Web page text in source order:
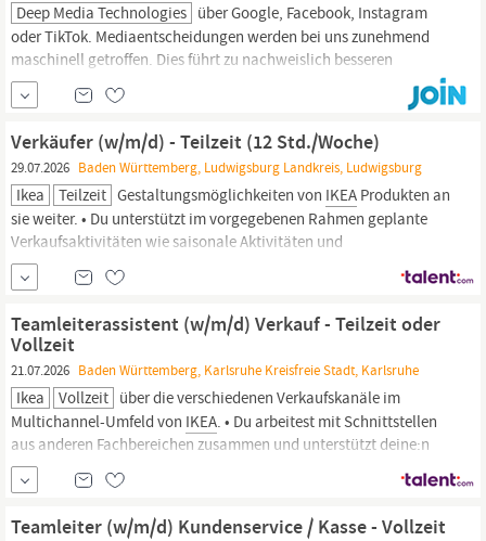
Deep Media Technologies über Google, Facebook, Instagram
oder TikTok. Mediaentscheidungen werden bei uns zunehmend
maschinell getroffen. Dies führt zu nachweislich besseren
Leistungswerten. Zu unseren Kund:innen zählen beispielsweise
die comdirect und Commerzbank,
, Telekom und Hamilton
als Teil der Swatch Gruppe. Unser Gründer:innenteam hat bereits
mehrere...
Verkäufer (w/m/d) - Teilzeit (12 Std./Woche)
29.07.2026 Baden Württemberg, Ludwigsburg Landkreis, Ludwigsburg
Ikea Teilzeit Gestaltungsmöglichkeiten von IKEA Produkten an
sie weiter. • Du unterstützt im vorgegebenen Rahmen geplante
Verkaufsaktivitäten wie saisonale Aktivitäten und
Sortimentswechsel. • Alle im Einrichtungshaus verfügbaren
Serviceleistungen sind dir vertraut. Bewirb dich jetzt Bewirb dich
online auf die Stellenausschreibung mit deinen
Bewerbungsunterlagen.
Teamleiterassistent (w/m/d) Verkauf - Teilzeit oder
Vollzeit
21.07.2026 Baden Württemberg, Karlsruhe Kreisfreie Stadt, Karlsruhe
Ikea Vollzeit über die verschiedenen Verkaufskanäle im
Multichannel-Umfeld von IKEA. • Du arbeitest mit Schnittstellen
aus anderen Fachbereichen zusammen und unterstützt deine:n
Teamleiter:in bei der aktiven Verkaufssteuerung z.B. bei
Verkaufsaktivitäten, Sortimentswechseln und der Umsetzung
eurer Ziele. • Du sorgst gemeinsam mit dem Team
Teamleiter (w/m/d) Kundenservice / Kasse - Vollzeit